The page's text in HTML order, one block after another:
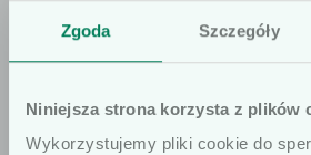
Zgoda Szczegóły
Niniejsza strona korzysta z plików
Wykorzystujemy pliki cookie do
Sprawdź także